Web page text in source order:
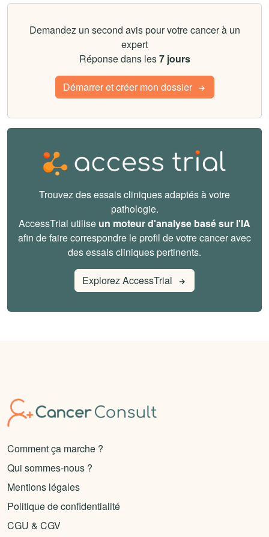
Demandez un second avis pour votre cancer à un
expert
Réponse dans les7 jours
Démarrer et créer mon dossier
Trouvez des essais cliniques adaptés à votre
pathologie.
AccessTrial utilise un moteur d'analyse basé sur l'IA
afin de faire correspondre le profil de votre cancer avec
des essais cliniques pertinents.
Explorez AccessTrial
Comment ça marche ?
Qui sommes-nous ?
Mentions légales
Politique de confidentialité
CGU & CGV